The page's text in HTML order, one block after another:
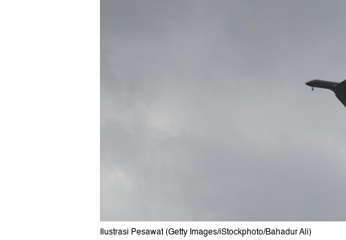
Ilustrasi Pesawat (Getty Images/iStockphoto/Bahadur Ali)